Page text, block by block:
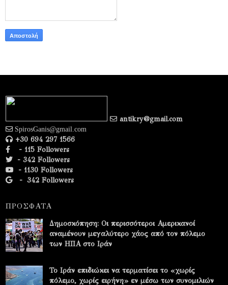
antikry@gmail.com
SpirosGanis@gmail.com
+30 694 297 1566
- 115 Followers
- 342 Followers
- 1130 Followers
- 342 Followers
ΠΡΟΣΦΑΤΑ
Δημοσκόπηση: Οι περισσότεροι Αμερικανοί
αναμένουν μεγαλύτερο χάος από τον πόλεμο
των ΗΠΑ στο Ιράν
Το Ιράν επιδιώκει να τερματίσει το «χωρίς
πόλεμο, χωρίς ειρήνη» εν μέσω των συνομιλιών